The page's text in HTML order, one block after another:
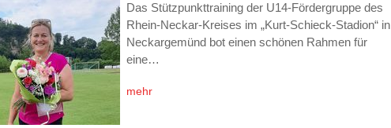
Das Stützpunkttraining der U14-Fördergruppe des
Rhein-Neckar-Kreises im „Kurt-Schieck-Stadion“ in
Neckargemünd bot einen schönen Rahmen für
eine…
mehr